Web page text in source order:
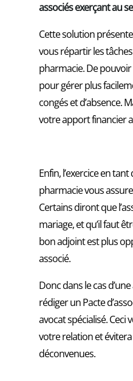
associés exerçant au
Cette solution
vous répartir les
pharmacie. De
pour gérer plus
congés et d’absence.
votre apport financier
Enfin, l’exercice en tant
pharmacie vous
Certains diront que
mariage, et qu’il faut
bon adjoint est plus
associé.
Donc dans le cas
rédiger un Pacte
avocat spécialisé.
votre relation et
déconvenues.